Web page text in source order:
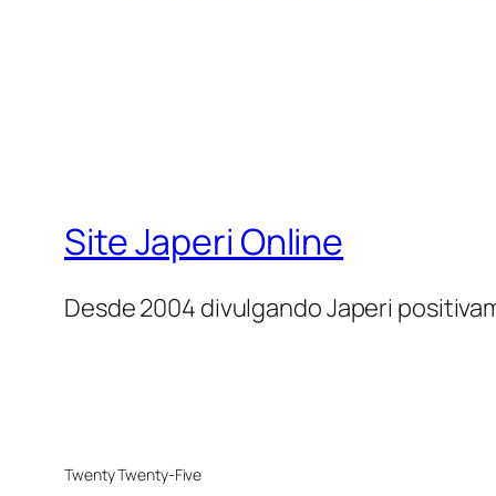
Site Japeri Online
Desde 2004 divulgando Japeri
Twenty Twenty-Five